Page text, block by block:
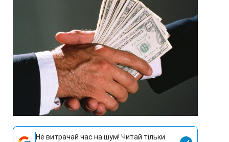
Не витрачай час на шум! Читай тільки